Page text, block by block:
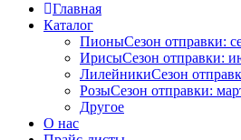
Главная
Каталог
ПионыСезон отправки:
ИрисыСезон отправки:
ЛилейникиСезон
РозыСезон отправки:
Другое
О нас